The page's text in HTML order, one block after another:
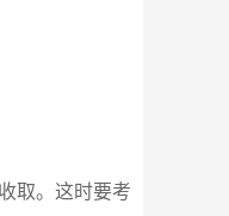
取。这时要考